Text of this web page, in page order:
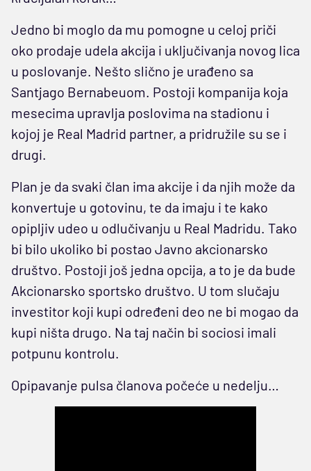
Jedno bi moglo da mu pomogne u celoj priči
oko prodaje udela akcija i uključivanja novog lica
u poslovanje. Nešto slično je urađeno sa
Santjago Bernabeuom. Postoji kompanija koja
mesecima upravlja poslovima na stadionu i
kojoj je Real Madrid partner, a pridružile su se i
drugi.
Plan je da svaki član ima akcije i da njih može da
konvertuje u gotovinu, te da imaju i te kako
opipljiv udeo u odlučivanju u Real Madridu. Tako
bi bilo ukoliko bi postao Javno akcionarsko
društvo. Postoji još jedna opcija, a to je da bude
Akcionarsko sportsko društvo. U tom slučaju
investitor koji kupi određeni deo ne bi mogao da
kupi ništa drugo. Na taj način bi sociosi imali
potpunu kontrolu.
Opipavanje pulsa članova počeće u nedelju…